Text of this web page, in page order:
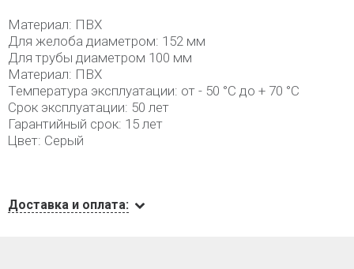
Материал: ПВХ
Для желоба диаметром: 152 мм
Для трубы диаметром 100 мм
Материал: ПВХ
Температура эксплуатации: от - 50 °C до + 70 °C
Срок эксплуатации: 50 лет
Гарантийный срок: 15 лет
Цвет: Серый
Доставка и оплата: